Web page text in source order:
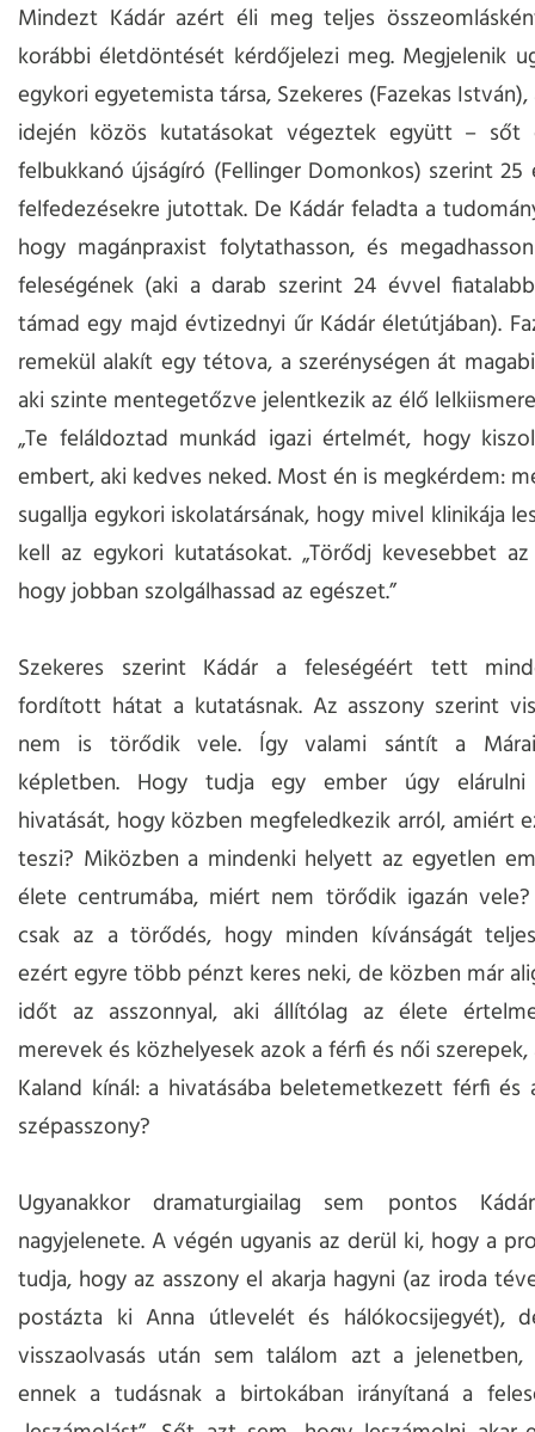
Mindezt Kádár azért éli meg teljes
korábbi életdöntését kérdőjelezi meg. Megjelenik
egykori egyetemista társa, Szekeres (Fazekas
idején közös kutatásokat végeztek együtt – sőt
felbukkanó újságíró (Fellinger Domonkos) szerint
felfedezésekre jutottak. De Kádár feladta a
hogy magánpraxist folytathasson, és
feleségének (aki a darab szerint 24 évvel
támad egy majd évtizednyi űr Kádár életútjában).
remekül alakít egy tétova, a szerénységen át
aki szinte mentegetőzve jelentkezik az élő
„Te feláldoztad munkád igazi értelmét, hogy
embert, aki kedves neked. Most én is megkérdem:
sugallja egykori iskolatársának, hogy mivel klinikája
kell az egykori kutatásokat. „Törődj kevesebbet az
hogy jobban szolgálhassad az egészet.”
Szekeres szerint Kádár a feleségéért tett
fordított hátat a kutatásnak. Az asszony szerint
nem is törődik vele. Így valami sántít a
képletben. Hogy tudja egy ember úgy
hivatását, hogy közben megfeledkezik arról, amiért
teszi? Miközben a mindenki helyett az egyetlen
élete centrumába, miért nem törődik igazán
csak az a törődés, hogy minden kívánságát
ezért egyre több pénzt keres neki, de közben már
időt az asszonnyal, aki állítólag az élete
merevek és közhelyesek azok a férfi és női
Kaland kínál: a hivatásába beletemetkezett férfi és
szépasszony?
Ugyanakkor dramaturgiailag sem pontos
nagyjelenete. A végén ugyanis az derül ki, hogy a
tudja, hogy az asszony el akarja hagyni (az iroda
postázta ki Anna útlevelét és hálókocsijegyét),
visszaolvasás után sem találom azt a jelenetben,
ennek a tudásnak a birtokában irányítaná a